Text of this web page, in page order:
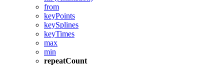
from
keyPoints
keySplines
keyTimes
max
min
repeatCount